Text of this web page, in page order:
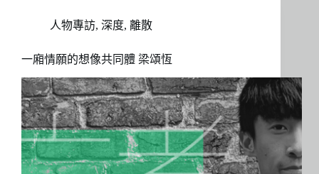
人物專訪, 深度, 離散
一廂情願的想像共同體 梁頌恆